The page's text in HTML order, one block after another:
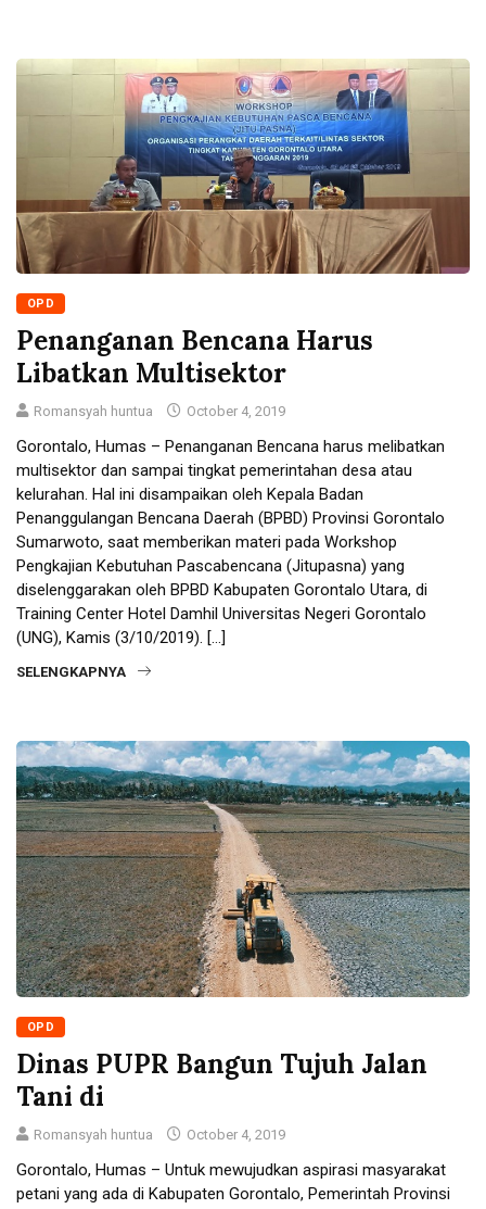
OPD
Penanganan Bencana Harus
Libatkan Multisektor
Romansyah huntua October 4, 2019
Gorontalo, Humas – Penanganan Bencana harus melibatkan
multisektor dan sampai tingkat pemerintahan desa atau
kelurahan. Hal ini disampaikan oleh Kepala Badan
Penanggulangan Bencana Daerah (BPBD) Provinsi Gorontalo
Sumarwoto, saat memberikan materi pada Workshop
Pengkajian Kebutuhan Pascabencana (Jitupasna) yang
diselenggarakan oleh BPBD Kabupaten Gorontalo Utara, di
Training Center Hotel Damhil Universitas Negeri Gorontalo
(UNG), Kamis (3/10/2019). […]
SELENGKAPNYA
OPD
Dinas PUPR Bangun Tujuh Jalan
Tani di
Romansyah huntua October 4, 2019
Gorontalo, Humas – Untuk mewujudkan aspirasi masyarakat
petani yang ada di Kabupaten Gorontalo, Pemerintah Provinsi